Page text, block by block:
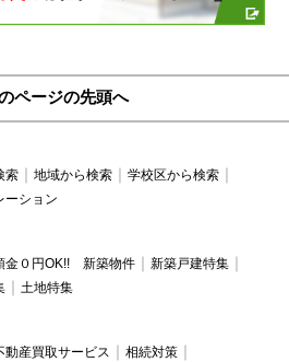
ページの先頭へ
索 地域から検索
学校区から検索
ーション
金０円OK!! 新築物件
新築戸建特集
土地特集
動産買取サービス
相続対策